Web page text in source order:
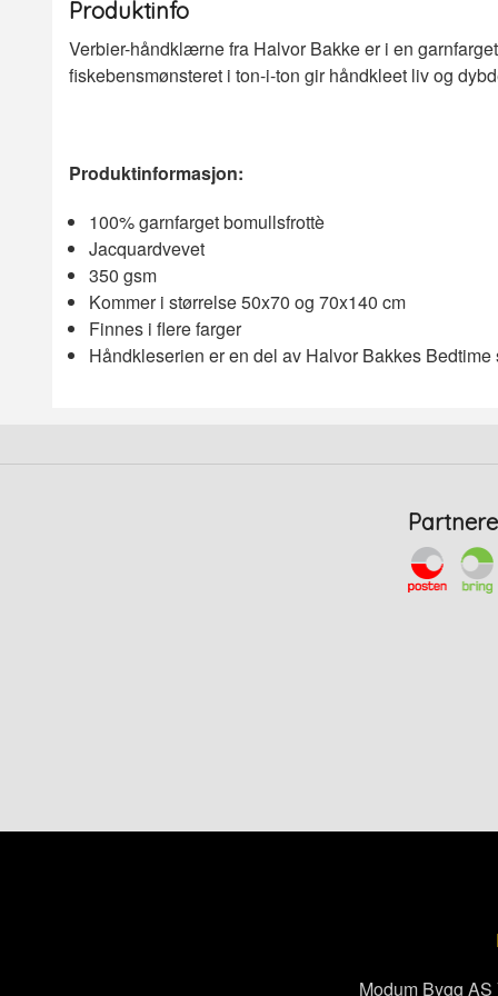
Produktinfo
Verbier-håndklærne fra Halvor Bakke er i en
fiskebensmønsteret i ton-i-ton gir håndkleet liv og
Produktinformasjon:
100% garnfarget bomullsfrottè
Jacquardvevet
350 gsm
Kommer i størrelse 50x70 og 70x140 cm
Finnes i flere farger
Håndkleserien er en del av Halvor Bakkes Bedtime
Partnere
Modum Bygg